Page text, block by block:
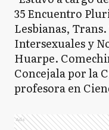
35 Encuentro
Lesbianas,
Intersexuales y
Huarpe.
Concejala por la
profesora en
Ads